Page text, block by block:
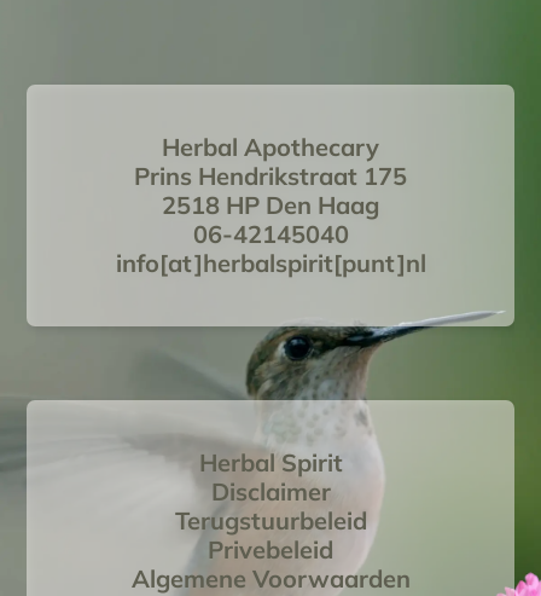
Herbal Apothecary
Prins Hendrikstraat 175
2518 HP Den Haag
06-42145040
info[at]herbalspirit[punt]nl
Herbal Spirit
Disclaimer
Terugstuurbeleid
Privebeleid
Algemene Voorwaarden